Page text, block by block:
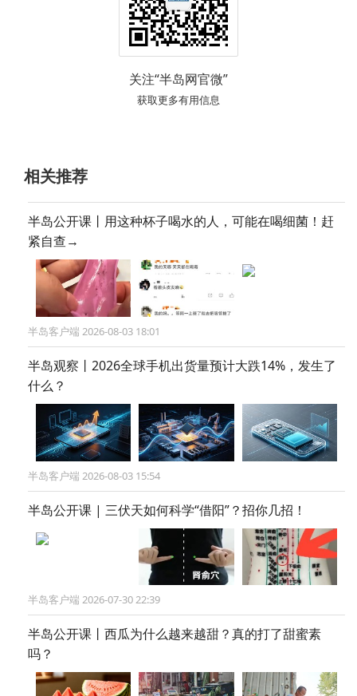
关注“半岛网官微”
获取更多有用信息
相关推荐
半岛公开课丨用这种杯子喝水的人，可能在喝细菌！赶
紧自查→
半岛客户端 2026-08-03 18:01
半岛观察丨2026全球手机出货量预计大跌14%，发生了
什么？
半岛客户端 2026-08-03 15:54
半岛公开课 | 三伏天如何科学“借阳”？招你几招！
半岛客户端 2026-07-30 22:39
半岛公开课丨西瓜为什么越来越甜？真的打了甜蜜素
吗？